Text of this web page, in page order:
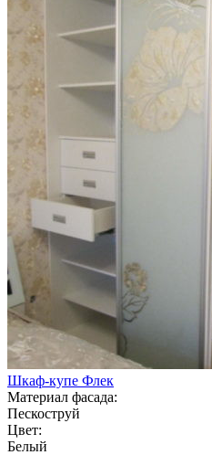
Шкаф-купе Флек
Материал фасада:
Пескоструй
Цвет:
Белый